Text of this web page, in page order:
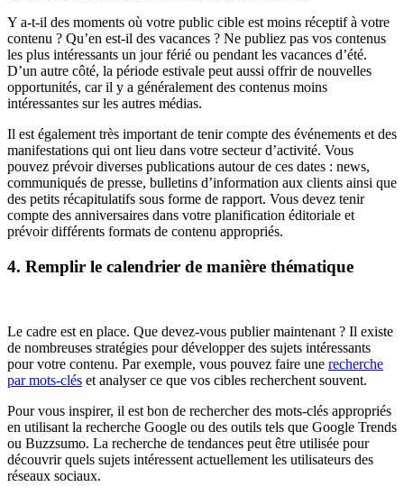
Y a-t-il des moments où votre public cible est moins réceptif à votre
contenu ? Qu’en est-il des vacances ? Ne publiez pas vos contenus
les plus intéressants un jour férié ou pendant les vacances d’été.
D’un autre côté, la période estivale peut aussi offrir de nouvelles
opportunités, car il y a généralement des contenus moins
intéressantes sur les autres médias.
Il est également très important de tenir compte des événements et des
manifestations qui ont lieu dans votre secteur d’activité. Vous
pouvez prévoir diverses publications autour de ces dates : news,
communiqués de presse, bulletins d’information aux clients ainsi que
des petits récapitulatifs sous forme de rapport. Vous devez tenir
compte des anniversaires dans votre planification éditoriale et
prévoir différents formats de contenu appropriés.
4. Remplir le calendrier de manière thématique
Le cadre est en place. Que devez-vous publier maintenant ? Il existe
de nombreuses stratégies pour développer des sujets intéressants
pour votre contenu. Par exemple, vous pouvez faire une recherche
par mots-clés et analyser ce que vos cibles recherchent souvent.
Pour vous inspirer, il est bon de rechercher des mots-clés appropriés
en utilisant la recherche Google ou des outils tels que Google Trends
ou Buzzsumo. La recherche de tendances peut être utilisée pour
découvrir quels sujets intéressent actuellement les utilisateurs des
réseaux sociaux.